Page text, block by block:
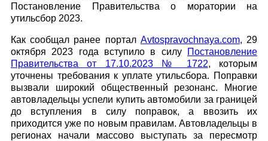
Постановление Правительства о моратории на
утильсбор 2023.
Как сообщал ранее портал Avtospravochnaya.com, 29
октября 2023 года вступило в силу
Постановление
Правительства от 17.10.2023 № 1722, которым
уточнены требования к уплате утильсбора. Поправки
вызвали широкий общественный резонанс. Многие
автовладельцы успели купить автомобили за границей
до вступления в силу поправок, а ввозить их
приходится уже по новым правилам. Автовладельцы в
регионах начали массово выступать за пересмотр